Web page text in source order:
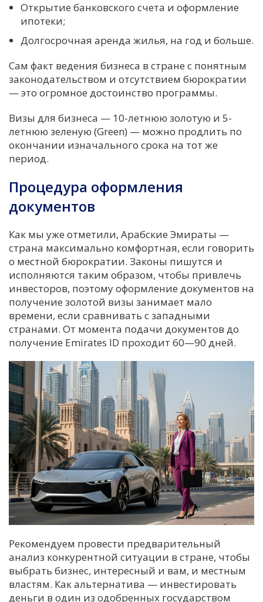
Открытие банковского счета и оформление
ипотеки;
Долгосрочная аренда жилья, на год и больше.
Сам факт ведения бизнеса в стране с понятным
законодательством и отсутствием бюрократии
— это огромное достоинство программы.
Визы для бизнеса — 10-летнюю золотую и 5-
летнюю зеленую (Green) — можно продлить по
окончании изначального срока на тот же
период.
Процедура оформления
документов
Как мы уже отметили, Арабские Эмираты —
страна максимально комфортная, если говорить
о местной бюрократии. Законы пишутся и
исполняются таким образом, чтобы привлечь
инвесторов, поэтому оформление документов на
получение золотой визы занимает мало
времени, если сравнивать с западными
странами. От момента подачи документов до
получение Emirates ID проходит 60—90 дней.
Рекомендуем провести предварительный
анализ конкурентной ситуации в стране, чтобы
выбрать бизнес, интересный и вам, и местным
властям. Как альтернатива — инвестировать
деньги в один из одобренных государством